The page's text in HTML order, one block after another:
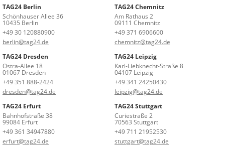
TAG24 Berlin
Schönhauser Allee 36
10435 Berlin
+49 30 120880900
berlin@tag24.de
TAG24 Chemnitz
Am Rathaus 2
09111 Chemnitz
+49 371 6906600
chemnitz@tag24.de
TAG24 Dresden
Ostra-Allee 18
01067 Dresden
+49 351 888-2424
dresden@tag24.de
TAG24 Leipzig
Karl-Liebknecht-Straße 8
04107 Leipzig
+49 341 24250430
leipzig@tag24.de
TAG24 Erfurt
Bahnhofstraße 38
99084 Erfurt
+49 361 34947880
erfurt@tag24.de
TAG24 Stuttgart
Curiestraße 2
70563 Stuttgart
+49 711 21952530
stuttgart@tag24.de